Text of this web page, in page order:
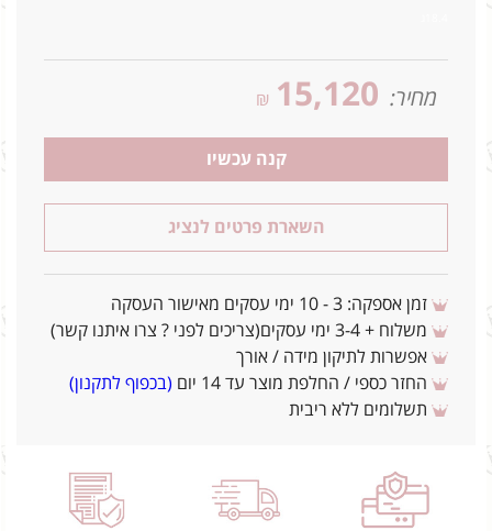
מחיר: 15,120
₪
קנה עכשיו
השארת פרטים לנציג
זמן אספקה: 3 - 10 ימי עסקים מאישור העסקה
משלוח + 3-4 ימי עסקים(צריכים לפני ? צרו איתנו קשר)
אפשרות לתיקון מידה / אורך
החזר כספי / החלפת מוצר עד 14 יום
(בכפוף לתקנון)
תשלומים ללא ריבית